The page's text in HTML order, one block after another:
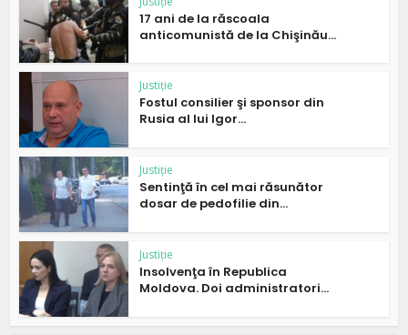
17 ani de la răscoala
anticomunistă de la Chişinău...
Justiție
Fostul consilier şi sponsor din
Rusia al lui Igor...
Justiție
Sentinţă în cel mai răsunător
dosar de pedofilie din...
Justiție
Insolvenţa în Republica
Moldova. Doi administratori...